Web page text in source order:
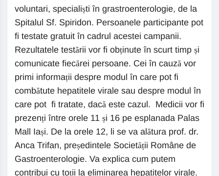
voluntari, specialiști în grastroenterologie, de la
Spitalul Sf. Spiridon. Persoanele participante pot
fi testate gratuit în cadrul acestei campanii.
Rezultatele testării vor fi obținute în scurt timp și
comunicate fiecărei persoane. Cei în cauză vor
primi informații despre modul în care pot fi
combătute hepatitele virale sau despre modul în
care pot fi tratate, dacă este cazul. Medicii vor fi
prezenți între orele 11 și 16 pe esplanada Palas
Mall Iași. De la orele 12, li se va alătura prof. dr.
Anca Trifan, președintele Societății Române de
Gastroenterologie. Va explica cum putem
contribui cu toții la eliminarea hepatitelor virale.